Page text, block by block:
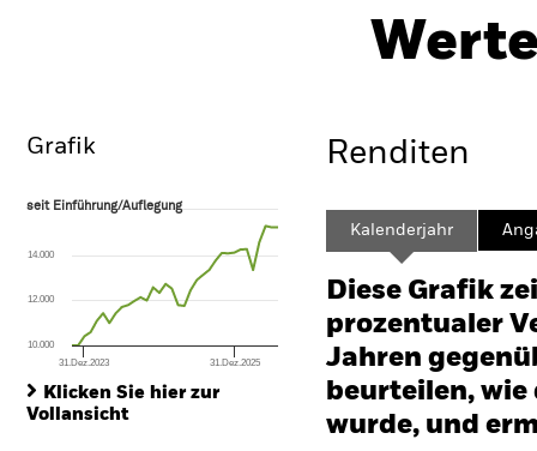
Grafik
seit Einführung/Auflegung
The chart has 1 X axis displaying Time. Range: 2023-10-31 00:00:00 to
The chart has 1 Y axis displaying values. Range: 0 to 60.
seit Einführung/Auflegung
31.Dez.2023 31.Dez.2025
10.000
12.000
14.000
Klicken Sie hier zur
Vollansicht
Renditen
Kalenderjahr
Diese Grafik
prozentualer
Jahren
beurteilen,
wurde, und